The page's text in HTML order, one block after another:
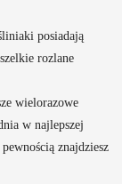
posiadają
rozlane
wielorazowe
w najlepszej
znajdziesz